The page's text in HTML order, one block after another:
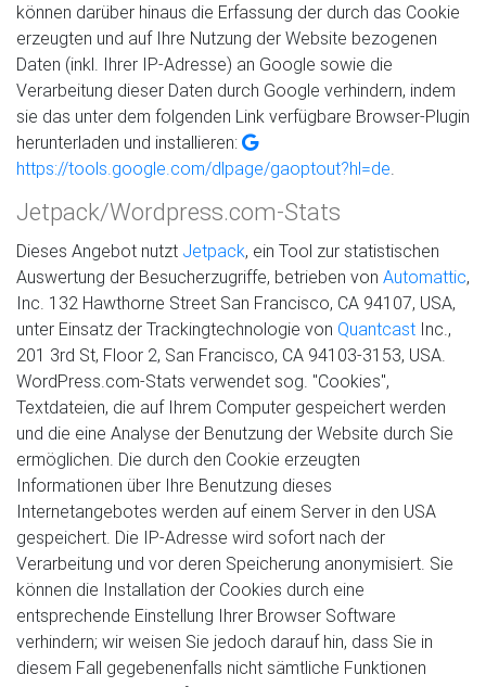
können darüber hinaus die Erfassung der durch das Cookie
erzeugten und auf Ihre Nutzung der Website bezogenen
Daten (inkl. Ihrer IP-Adresse) an Google sowie die
Verarbeitung dieser Daten durch Google verhindern, indem
sie das unter dem folgenden Link verfügbare Browser-Plugin
herunterladen und installieren:
https://tools.google.com/dlpage/gaoptout?hl=de.
Jetpack/Wordpress.com-Stats
Dieses Angebot nutzt Jetpack, ein Tool zur statistischen
Auswertung der Besucherzugriffe, betrieben von Automattic,
Inc. 132 Hawthorne Street San Francisco, CA 94107, USA,
unter Einsatz der Trackingtechnologie von Quantcast Inc.,
201 3rd St, Floor 2, San Francisco, CA 94103-3153, USA.
WordPress.com-Stats verwendet sog. "Cookies",
Textdateien, die auf Ihrem Computer gespeichert werden
und die eine Analyse der Benutzung der Website durch Sie
ermöglichen. Die durch den Cookie erzeugten
Informationen über Ihre Benutzung dieses
Internetangebotes werden auf einem Server in den USA
gespeichert. Die IP-Adresse wird sofort nach der
Verarbeitung und vor deren Speicherung anonymisiert. Sie
können die Installation der Cookies durch eine
entsprechende Einstellung Ihrer Browser Software
verhindern; wir weisen Sie jedoch darauf hin, dass Sie in
diesem Fall gegebenenfalls nicht sämtliche Funktionen